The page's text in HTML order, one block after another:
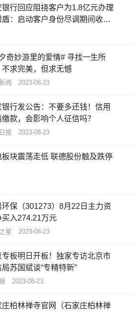
银行回应阻挠客户为1.8亿元办理
盾：启动客户身份尽调期间收到
奇妙游里的爱情# 寻找一生所
不求完美，但求无憾
闻 2023-08-23
银行发公告：不要多还钱！信用
款，会影响个人征信吗？
报 2023-08-23
板块震荡走低 联德股份触及跌停
环保（301273）8月22日主力资
买入274.21万元
星 2023-08-23
专板明日开板！独家专访北京市
苏国斌谈“专精特新”
2023-08-23
庄柏林禅寺官网（石家庄柏林禅